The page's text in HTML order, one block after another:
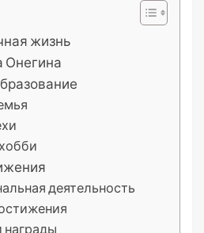
жизнь
Онегина
деятельность
награды